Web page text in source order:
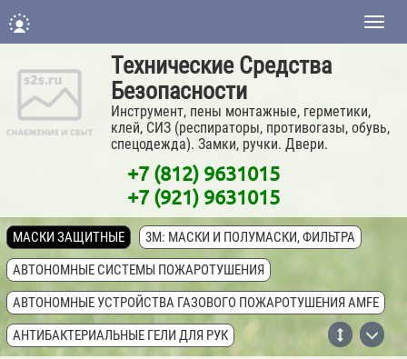
Технические Средства
Безопасности
Инструмент, пены монтажные, герметики,
клей, СИЗ (респираторы, противогазы, обувь,
спецодежда). Замки, ручки. Двери.
+7 (812) 9631015
+7 (921) 9631015
МАСКИ ЗАЩИТНЫЕ
3M: МАСКИ И ПОЛУМАСКИ, ФИЛЬТРА
АВТОНОМНЫЕ СИСТЕМЫ ПОЖАРОТУШЕНИЯ
АВТОНОМНЫЕ УСТРОЙСТВА ГАЗОВОГО ПОЖАРОТУШЕНИЯ AMFE
АНТИБАКТЕРИАЛЬНЫЕ ГЕЛИ ДЛЯ РУК